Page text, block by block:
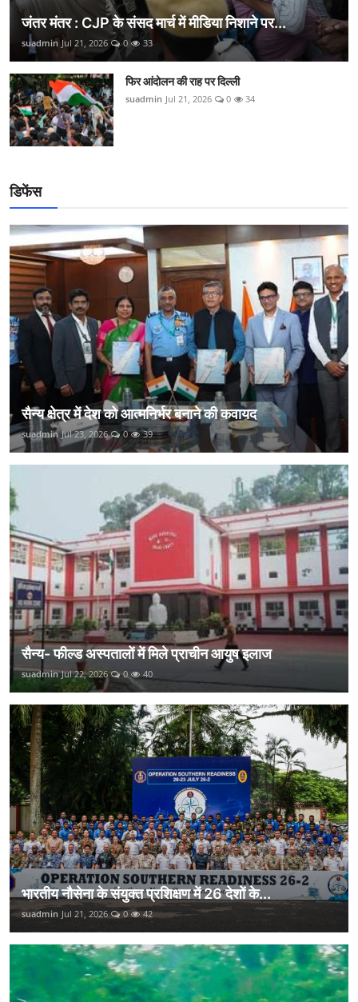
जंतर मंतर : CJP के संसद मार्च में मीडिया निशाने पर...
suadmin Jul 21, 2026 0 33
फिर आंदोलन की राह पर दिल्ली
suadmin Jul 21, 2026 0 34
डिफेंस
सैन्य क्षेत्र में देश को आत्मनिर्भर बनाने की कवायद
suadmin Jul 23, 2026 0 39
सैन्य- फील्ड अस्पतालों में मिले प्राचीन आयुष इलाज
suadmin Jul 22, 2026 0 40
भारतीय नौसेना के संयुक्त प्रशिक्षण में 26 देशों के...
suadmin Jul 21, 2026 0 42